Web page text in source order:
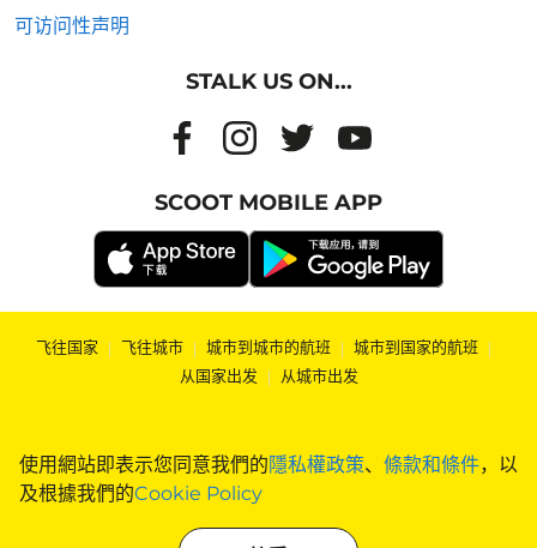
使用網站即表示您同意我們的隱私權政策、 條款和條件，以
及根據我們的Cookie Policy
可访问性声明
STALK US ON...
SCOOT MOBILE APP
飞往国家 | 飞往城市 | 城市到城市的航班 | 城市到国家的航班 |
从国家出发 | 从城市出发